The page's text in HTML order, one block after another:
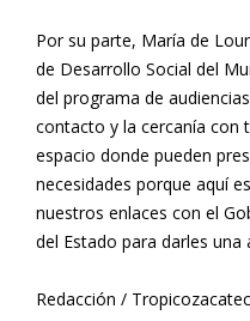
Por su parte, María de
de Desarrollo Social del
del programa de
contacto y la cercanía con
espacio donde pueden
necesidades porque aquí
nuestros enlaces con el
del Estado para darles una
Redacción /